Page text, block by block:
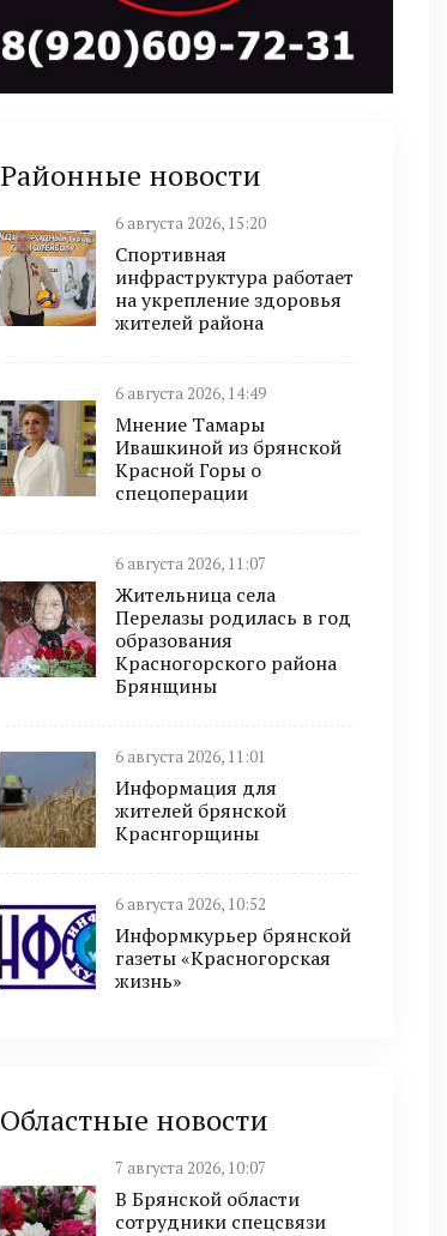
Районные новости
6 августа 2026, 15:20
Спортивная
инфраструктура работает
на укрепление здоровья
жителей района
6 августа 2026, 14:49
Мнение Тамары
Ивашкиной из брянской
Красной Горы о
спецоперации
6 августа 2026, 11:07
Жительница села
Перелазы родилась в год
образования
Красногорского района
Брянщины
6 августа 2026, 11:01
Информация для
жителей брянской
Краснгорщины
6 августа 2026, 10:52
Информкурьер брянской
газеты «Красногорская
жизнь»
Областные новости
7 августа 2026, 10:07
В Брянской области
сотрудники спецсвязи